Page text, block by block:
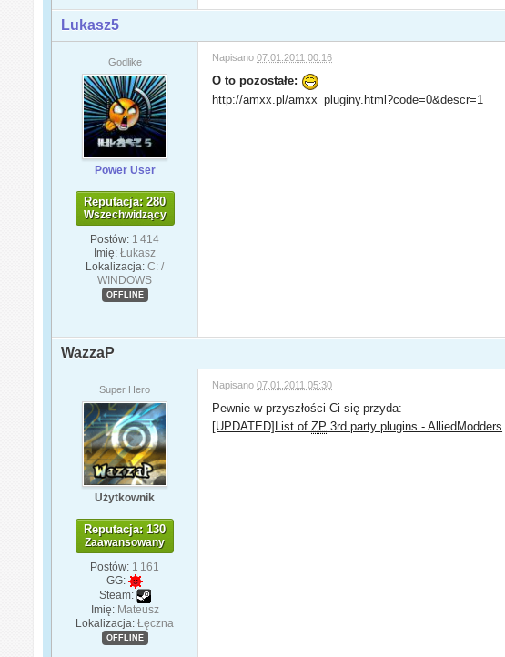
Lukasz5
Godlike
Power User
Reputacja: 280
Wszechwidzący
Postów: 1 414
Imię: Łukasz
Lokalizacja: C: /
WINDOWS
OFFLINE
Napisano07.01.2011 00:16
O to pozostałe:
http://amxx.pl/amxx_pluginy.html?code=0&descr=1
WazzaP
Super Hero
Użytkownik
Reputacja: 130
Zaawansowany
Postów: 1 161
GG:
Steam:
Imię: Mateusz
Lokalizacja: Łęczna
OFFLINE
Napisano07.01.2011 05:30
Pewnie w przyszłości Ci się przyda:
[UPDATED]List ofZP 3rd party plugins - AlliedModders